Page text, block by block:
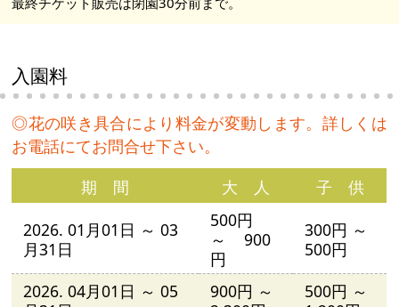
入園料
◎花の咲き具合により料金が変動します。詳しくは
お電話にてお問合せ下さい。
期 間
大 人
子 供
2026. 01月01日 ～ 03
月31日
500円
～ 900
円
300円 ～
500円
2026. 04月01日 ～ 05
900円 ～
500円 ～